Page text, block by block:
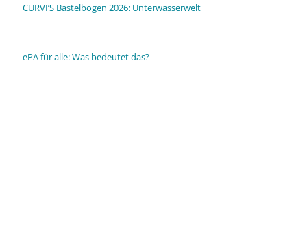
CURVI’S Bastelbogen 2026: Unterwasserwelt
ePA für alle: Was bedeutet das?